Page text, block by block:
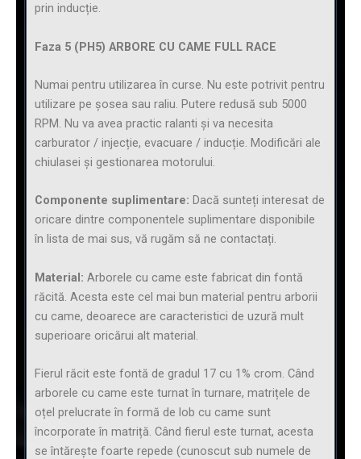
prin inducție.
Faza 5 (PH5) ARBORE CU CAME FULL RACE
Numai pentru utilizarea în curse. Nu este potrivit pentru
utilizare pe șosea sau raliu. Putere redusă sub 5000
RPM. Nu va avea practic ralanti și va necesita
carburator / injecție, evacuare / inducție. Modificări ale
chiulasei și gestionarea motorului.
Componente suplimentare: Dacă sunteți interesat de
oricare dintre componentele suplimentare disponibile
în lista de mai sus, vă rugăm să ne contactați.
Material: Arborele cu came este fabricat din fontă
răcită. Acesta este cel mai bun material pentru arborii
cu came, deoarece are caracteristici de uzură mult
superioare oricărui alt material.
Fierul răcit este fontă de gradul 17 cu 1% crom. Când
arborele cu came este turnat în turnare, matrițele de
oțel prelucrate în formă de lob cu came sunt
încorporate în matriță. Când fierul este turnat, acesta
se întărește foarte repede (cunoscut sub numele de